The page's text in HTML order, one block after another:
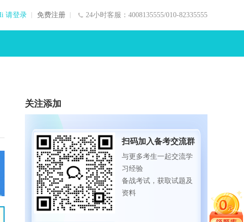
24小时客服：4008135555/010-82335555
请登录 免费注册
关注添加
扫码加入备考交流群
与更多考生一起交流学
习经验
备战考试，获取试题及
资料